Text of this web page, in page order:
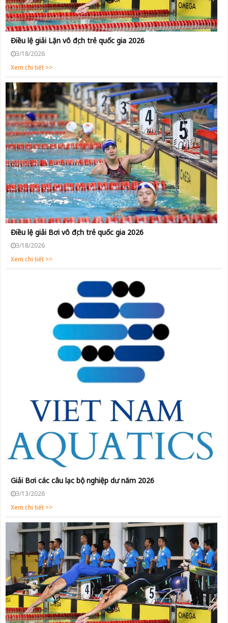
Điều lệ giải Lặn vô địch trẻ quốc gia 2026
3/18/2026
Xem chi tiết >>
Điều lệ giải Bơi vô địch trẻ quốc gia 2026
3/18/2026
Xem chi tiết >>
Giải Bơi các câu lạc bộ nghiệp dư năm 2026
3/13/2026
Xem chi tiết >>